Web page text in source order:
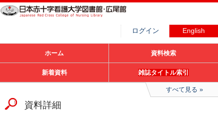
ログイン English
ホーム 資料検索
新着資料 雑誌タイトル索引
すべて見る
資料詳細